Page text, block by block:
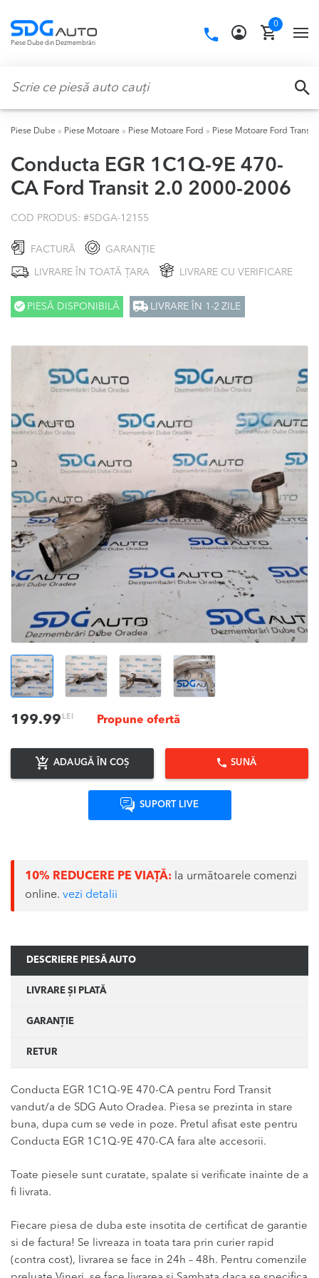
navigation
content
Piese Dube din Dezmembrări
Call
0
Piese Dube » Piese Motoare » Piese Motoare Ford » Piese Motoare Ford Transit
Conducta EGR 1C1Q-9E 470-
CA Ford Transit 2.0 2000-2006
COD PRODUS: #SDGA-12155
FACTURĂ GARANȚIE
LIVRARE ÎN TOATĂ ȚARA LIVRARE CU VERIFICARE
PIESĂ DISPONIBILĂ LIVRARE ÎN 1-2 ZILE
199.99 LEI Propune ofertă
ADAUGĂ ÎN COȘ SUNĂ
SUPORT LIVE
10% REDUCERE PE VIAȚĂ: la următoarele comenzi
online. vezi detalii
DESCRIERE PIESĂ AUTO
LIVRARE ȘI PLATĂ
GARANȚIE
RETUR
Conducta EGR 1C1Q-9E 470-CA pentru Ford Transit
vandut/a de SDG Auto Oradea. Piesa se prezinta in stare
buna, dupa cum se vede in poze. Pretul afisat este pentru
Conducta EGR 1C1Q-9E 470-CA fara alte accesorii.
Toate piesele sunt curatate, spalate si verificate inainte de a
fi livrata.
Fiecare piesa de duba este insotita de certificat de garantie
si de factura! Se livreaza in toata tara prin curier rapid
(contra cost), livrarea se face in 24h – 48h. Pentru comenzile